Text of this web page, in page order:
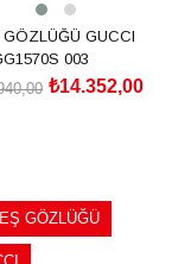
GÖZLÜĞÜ GUCCI
003
₺14.352,00
GÖZLÜĞÜ